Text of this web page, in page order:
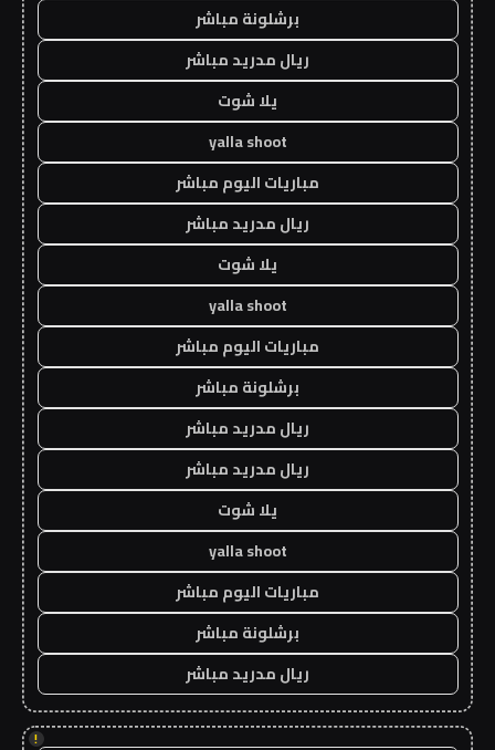
برشلونة مباشر
ريال مدريد مباشر
يلا شوت
yalla shoot
مباريات اليوم مباشر
ريال مدريد مباشر
يلا شوت
yalla shoot
مباريات اليوم مباشر
برشلونة مباشر
ريال مدريد مباشر
ريال مدريد مباشر
يلا شوت
yalla shoot
مباريات اليوم مباشر
برشلونة مباشر
ريال مدريد مباشر
!